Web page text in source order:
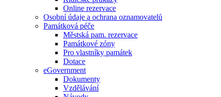
Online rezervace
Osobní údaje a ochrana oznamovatelů
Památková péče
Městská pam. rezervace
Památkové zóny
Pro vlastníky památek
Dotace
eGovernment
Dokumenty
Vzdělávání